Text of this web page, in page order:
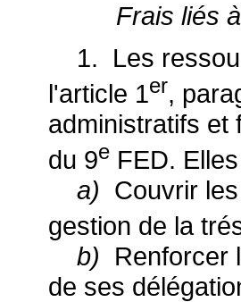
Frais liés
1. Les
l'article 1er,
administratifs et
du 9e FED.
a) Couvrir
gestion de la
b) Renforcer
de ses